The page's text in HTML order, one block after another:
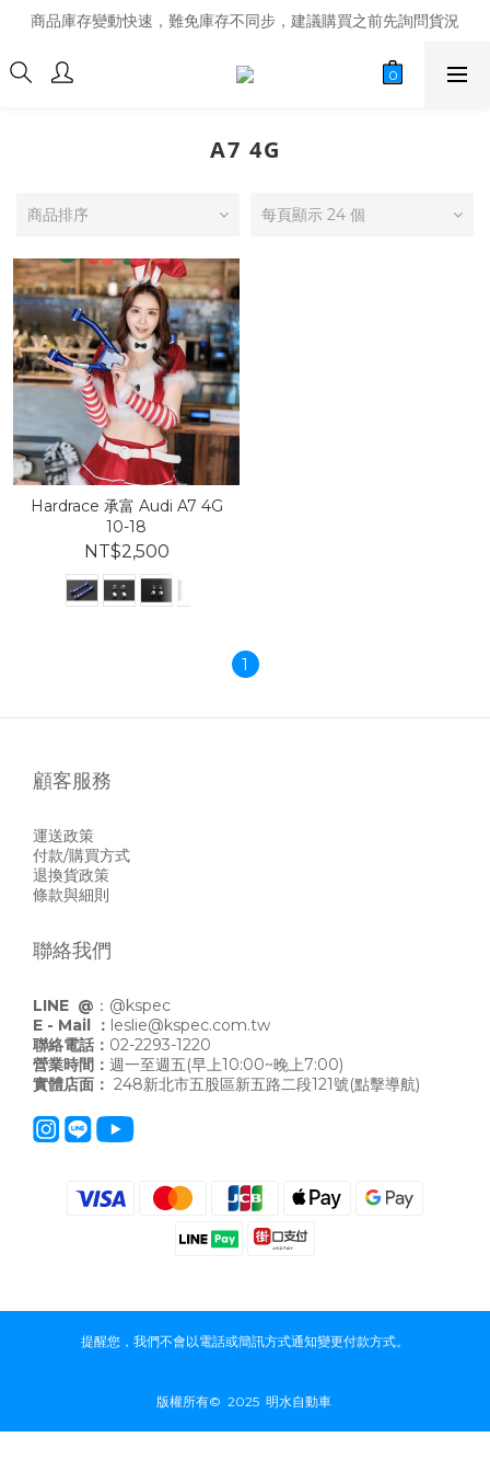
商品庫存變動快速，難免庫存不同步，建議購買之前先詢問貨況
商品庫存變動快速，難免庫存不同步，建議購買之前先詢問貨況
經營超過20年的改裝老字號，安全有保障
A7 4G
商品排序 每頁顯示 24 個
Hardrace 承富 Audi A7 4G
10-18
NT$2,500
1
顧客服務
運送政策
付款/購買方式
退換貨政策
條款與細則
聯絡我們
LINE @ ： @kspec
E - Mail ： leslie@kspec.com.tw
聯絡電話： 02-2293-1220
營業時間： 週一至週五(早上10:00~晚上7:00)
實體店面： 248新北市五股區新五路二段121號(點擊導航)
提醒您，我們不會以電話或簡訊方式通知變更付款方式。
版權所有© 2025 明水自動車